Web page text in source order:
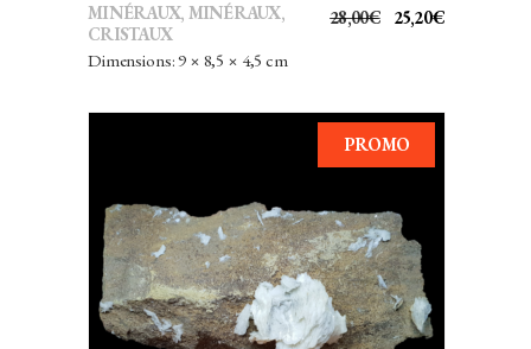
28,00€
LE
ÉTAIT :
28,00€.
25,20€LE
EST :
MINÉRAUX, MINÉRAUX,
CRISTAUX
Dimensions: 9 × 8,5 × 4,5 cm
PROMO
AJOUTER AU PANIER